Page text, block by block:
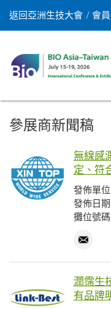
返回亞洲生技大會 會
參展商新聞稿
無線感
定、符
發佈單
發佈日
攤位號
潤霈生
有品牌